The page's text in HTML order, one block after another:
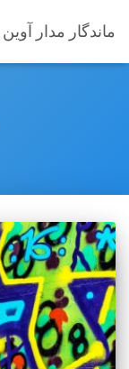
ماندگار مدار آوین